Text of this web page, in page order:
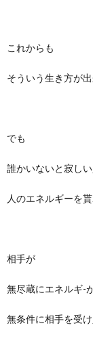
これからも
そういう生き方が
でも
誰かいないと寂し
人のエネルギーを
相手が
無尽蔵にエネルギ-
無条件に相手を受